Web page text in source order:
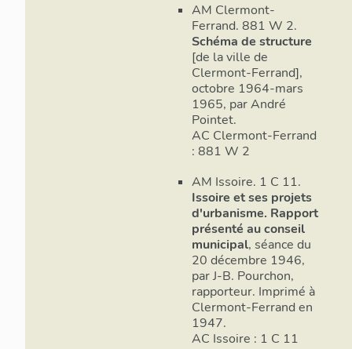
AM Clermont-
Ferrand. 881 W 2.
Schéma de structure
[de la ville de
Clermont-Ferrand],
octobre 1964-mars
1965, par André
Pointet.
AC Clermont-Ferrand
: 881 W 2
AM Issoire. 1 C 11.
Issoire et ses projets
d'urbanisme. Rapport
présenté au conseil
municipal, séance du
20 décembre 1946,
par J-B. Pourchon,
rapporteur. Imprimé à
Clermont-Ferrand en
1947.
AC Issoire : 1 C 11